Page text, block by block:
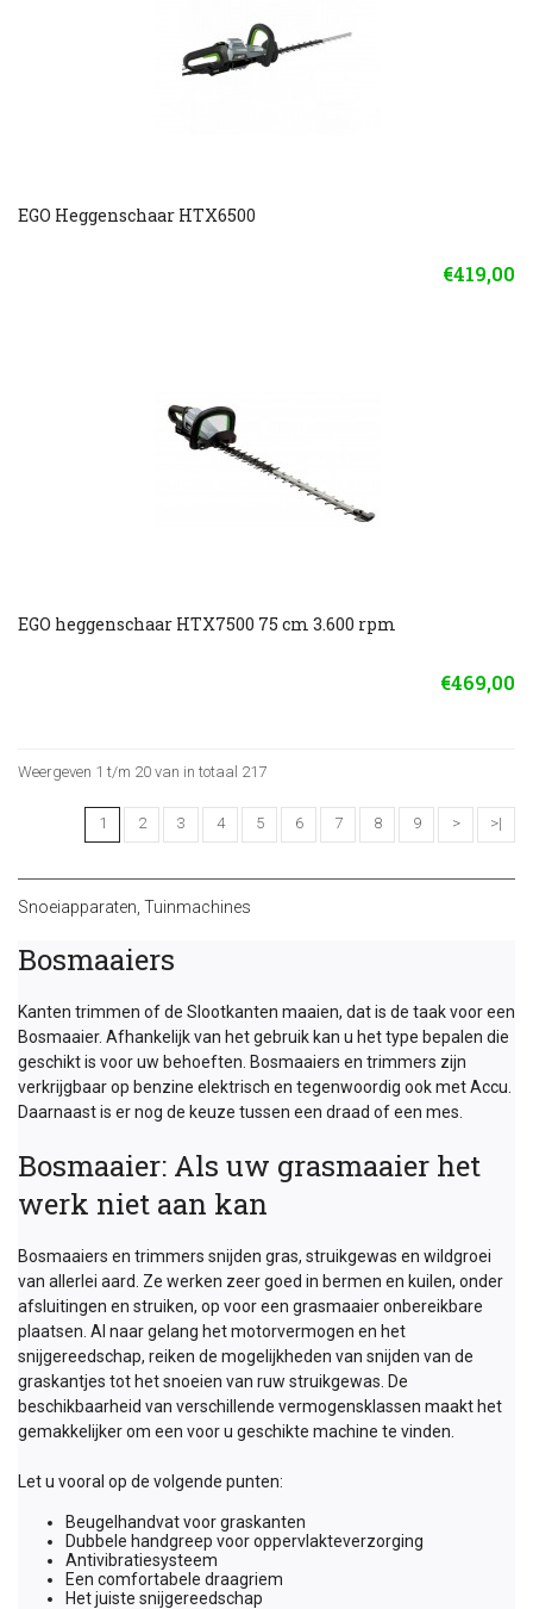
EGO Heggenschaar HTX6500
€419,00
EGO heggenschaar HTX7500 75 cm 3.600 rpm
€469,00
Weergeven 1 t/m 20 van in totaal 217
1 2 3 4 5 6 7 8 9 > >|
Snoeiapparaten Tuinmachines
Bosmaaiers
Kanten trimmen of de Slootkanten maaien, dat is de taak voor een
Bosmaaier. Afhankelijk van het gebruik kan u het type bepalen die
geschikt is voor uw behoeften. Bosmaaiers en trimmers zijn
verkrijgbaar op benzine elektrisch en tegenwoordig ook met Accu.
Daarnaast is er nog de keuze tussen een draad of een mes.
Bosmaaier: Als uw grasmaaier het
werk niet aan kan
Bosmaaiers en trimmers snijden gras, struikgewas en wildgroei
van allerlei aard. Ze werken zeer goed in bermen en kuilen, onder
afsluitingen en struiken, op voor een grasmaaier onbereikbare
plaatsen. Al naar gelang het motorvermogen en het
snijgereedschap, reiken de mogelijkheden van snijden van de
graskantjes tot het snoeien van ruw struikgewas. De
beschikbaarheid van verschillende vermogensklassen maakt het
gemakkelijker om een voor u geschikte machine te vinden.
Let u vooral op de volgende punten:
Beugelhandvat voor graskanten
Dubbele handgreep voor oppervlakteverzorging
Antivibratiesysteem
Een comfortabele draagriem
Het juiste snijgereedschap